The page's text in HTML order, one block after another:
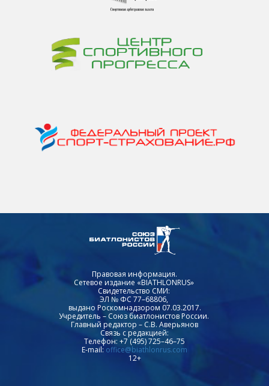
Правовая информация.
Сетевое издание «BIATHLONRUS»
Свидетельство СМИ:
ЭЛ № ФС 77–68806,
выдано Роскомнадзором 07.03.2017.
Учредитель – Союз биатлонистов России.
Главный редактор – С.В. Аверьянов
Связь с редакцией:
Телефон: +7 (495) 725–46–75
E-mail: office@biathlonrus.com
12+